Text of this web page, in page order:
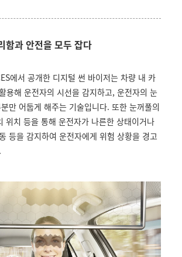
함과 안전을 모두 잡다
에서 공개한 디지털 썬 바이저는 차량 내 카
용해 운전자의 시선을 감지하고, 운전자의 눈
만 어둡게 해주는 기술입니다. 또한 눈꺼풀의
위치 등을 통해 운전자가 나른한 상태이거나
등을 감지하여 운전자에게 위험 상황을 경고